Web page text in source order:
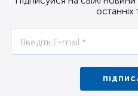
останніх